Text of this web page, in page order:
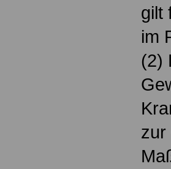
gilt
im
(2)
zur